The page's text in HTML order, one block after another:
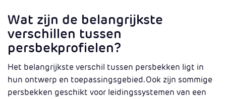
Wat zijn de belangrijkste
verschillen tussen
persbekprofielen?
Het belangrijkste verschil tussen persbekken ligt in
hun ontwerp en toepassingsgebied. Ook zijn sommige
persbekken geschikt voor leidingssystemen van een